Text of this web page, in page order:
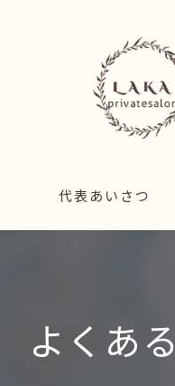
代表あいさつ
よくあ